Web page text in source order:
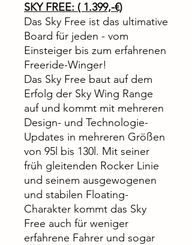
SKY FREE: ( 1.399,-€)
Das Sky Free ist das ultimative
Board für jeden - vom
Einsteiger bis zum erfahrenen
Freeride-Winger!
Das Sky Free baut auf dem
Erfolg der Sky Wing Range
auf und kommt mit mehreren
Design- und Technologie-
Updates in mehreren Größen
von 95l bis 130l. Mit seiner
früh gleitenden Rocker Linie
und seinem ausgewogenen
und stabilen Floating-
Charakter kommt das Sky
Free auch für weniger
erfahrene Fahrer und sogar